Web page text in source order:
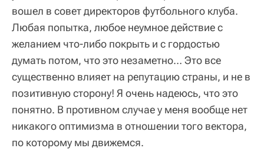
вошел в совет директоров футбольного клуба.
Любая попытка, любое неумное действие с
желанием что-либо покрыть и с гордостью
думать потом, что это незаметно… Это все
существенно влияет на репутацию страны, и не в
позитивную сторону! Я очень надеюсь, что это
понятно. В противном случае у меня вообще нет
никакого оптимизма в отношении того вектора,
по которому мы движемся.